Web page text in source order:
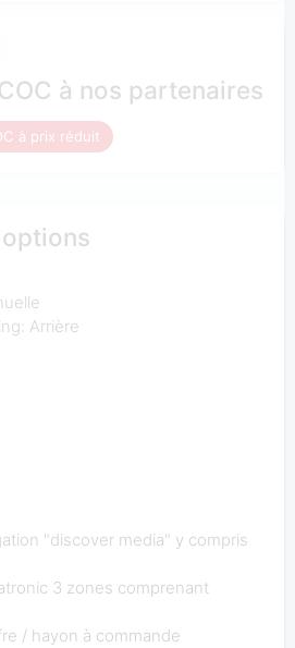
à nos partenaires
à prix réduit
Arrière
"discover media" y compris
3 zones comprenant
/ hayon à commande